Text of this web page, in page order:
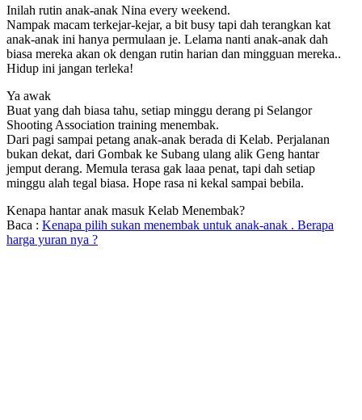
Inilah rutin anak-anak Nina every weekend.
Nampak macam terkejar-kejar, a bit busy tapi dah terangkan kat
anak-anak ini hanya permulaan je. Lelama nanti anak-anak dah
biasa mereka akan ok dengan rutin harian dan mingguan mereka..
Hidup ini jangan terleka!
Ya awak
Buat yang dah biasa tahu, setiap minggu derang pi Selangor
Shooting Association training menembak.
Dari pagi sampai petang anak-anak berada di Kelab. Perjalanan
bukan dekat, dari Gombak ke Subang ulang alik Geng hantar
jemput derang. Memula terasa gak laaa penat, tapi dah setiap
minggu alah tegal biasa. Hope rasa ni kekal sampai bebila.
Kenapa hantar anak masuk Kelab Menembak?
Baca : Kenapa pilih sukan menembak untuk anak-anak . Berapa
harga yuran nya ?